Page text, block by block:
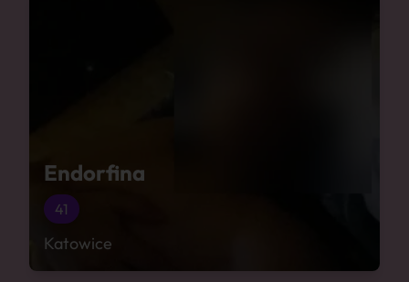
Endorfina
41
Katowice